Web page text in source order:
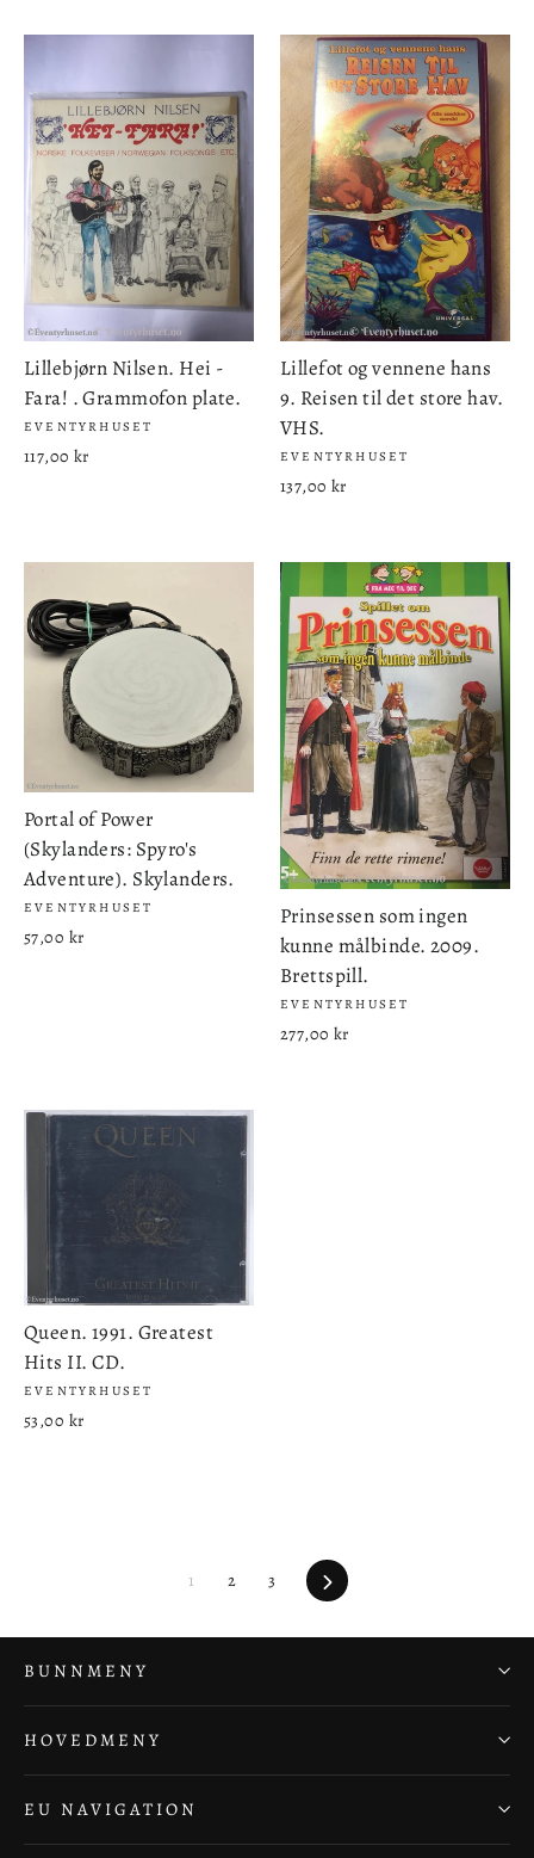
Lillebjørn Nilsen. Hei -
Fara! . Grammofon plate.
EVENTYRHUSET
117,00 kr
Lillefot og vennene hans
9. Reisen til det store hav.
VHS.
EVENTYRHUSET
137,00 kr
Portal of Power
(Skylanders: Spyro's
Adventure). Skylanders.
EVENTYRHUSET
57,00 kr
Prinsessen som ingen
kunne målbinde. 2009.
Brettspill.
EVENTYRHUSET
277,00 kr
Queen. 1991. Greatest
Hits II. CD.
EVENTYRHUSET
53,00 kr
1 2 3 Neste
BUNNMENY
HOVEDMENY
EU NAVIGATION